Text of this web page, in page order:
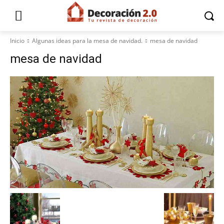
Inicio Algunas ideas para la mesa de navidad. mesa de navidad
mesa de navidad